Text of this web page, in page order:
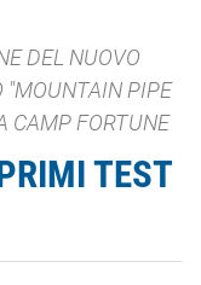
DEL NUOVO
"MOUNTAIN PIPE
CAMP FORTUNE
TEST